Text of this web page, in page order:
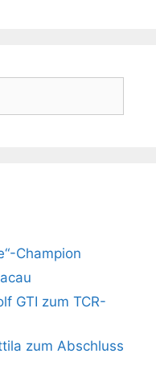
Champion
GTI zum TCR-
zum Abschluss